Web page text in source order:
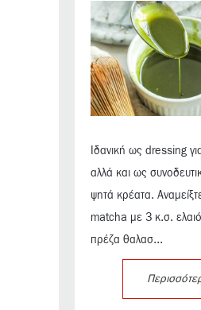
Ιδανική ως dressing
αλλά και ως
ψητά κρέατα.
matcha με 3 κ.σ.
πρέζα θαλασ...